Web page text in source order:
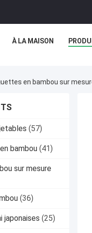
À LA MAISON
en bambou sur
(57)
bambou (41)
sur mesure
(36)
japonaises (25)